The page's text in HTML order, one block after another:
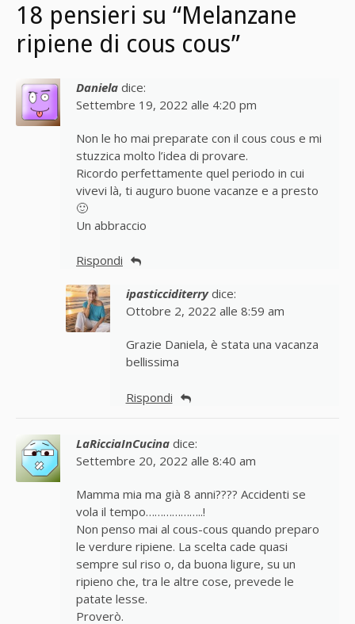
18 pensieri su “Melanzane
ripiene di cous cous”
Daniela dice:
Settembre 19, 2022 alle 4:20 pm
Non le ho mai preparate con il cous cous e mi
stuzzica molto l’idea di provare.
Ricordo perfettamente quel periodo in cui
vivevi là, ti auguro buone vacanze e a presto
🙂
Un abbraccio
Rispondi
ipasticciditerry dice:
Ottobre 2, 2022 alle 8:59 am
Grazie Daniela, è stata una vacanza
bellissima
Rispondi
LaRicciaInCucina dice:
Settembre 20, 2022 alle 8:40 am
Mamma mia ma già 8 anni???? Accidenti se
vola il tempo………………..!
Non penso mai al cous-cous quando preparo
le verdure ripiene. La scelta cade quasi
sempre sul riso o, da buona ligure, su un
ripieno che, tra le altre cose, prevede le
patate lesse.
Proverò.